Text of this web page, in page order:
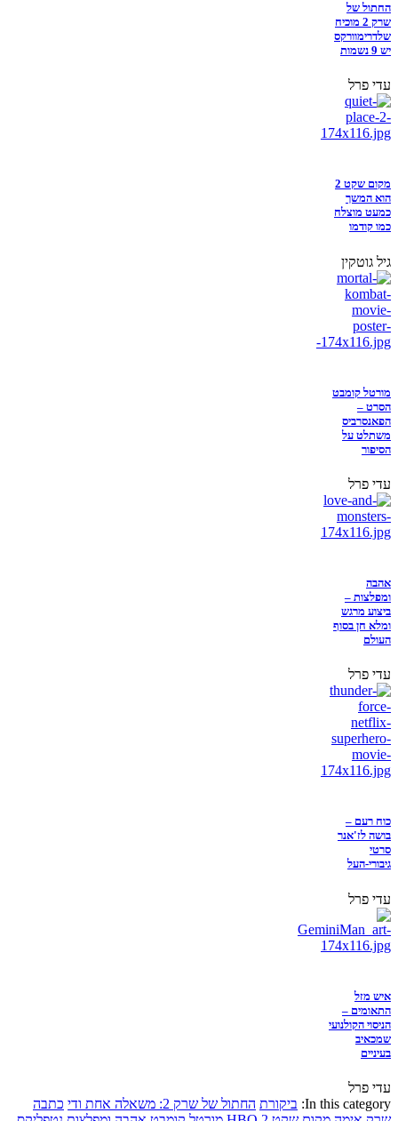
החתול של
שרק 2 מוכיח
שלדרימוורקס
יש 9 נשמות
עדי פרל
מקום שקט 2
הוא המשך
כמעט מוצלח
כמו קודמו
גיל גוטקין
מורטל קומבט
הסרט –
הפאנסרביס
משתלט על
הסיפור
עדי פרל
אהבה
ומפלצות –
ביצוע מרגש
ומלא חן בסוף
העולם
עדי פרל
כוח רעם –
בושה לז'אנר
סרטי
גיבורי-העל
עדי פרל
איש מזל
התאומים –
הניסוי הקולנועי
שמכאיב
בעיניים
עדי פרל
In this category: ביקורת החתול של שרק 2: משאלה אחת ודי
כתבה